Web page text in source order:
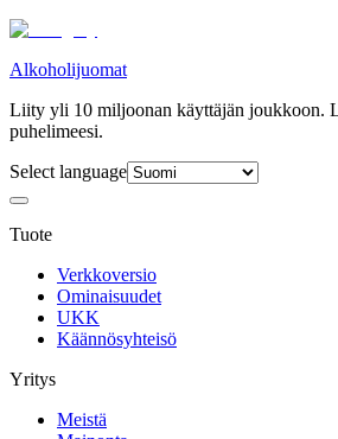
Alkoholijuomat
Liity yli 10 miljoonan käyttäjän joukkoon.
puhelimeesi.
Select language
Tuote
Verkkoversio
Ominaisuudet
UKK
Käännösyhteisö
Yritys
Meistä